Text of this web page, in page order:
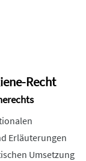
Recht
Erläuterungen
Umsetzung